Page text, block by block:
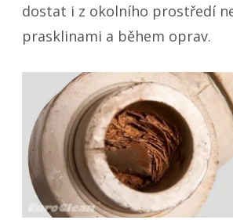
dostat i z okolního prostředí
prasklinami a během oprav.